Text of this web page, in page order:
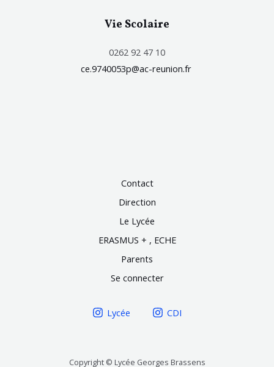
Vie Scolaire
0262 92 47 10
ce.9740053p@ac-reunion.fr
Contact
Direction
Le Lycée
ERASMUS + , ECHE
Parents
Se connecter
Lycée CDI
Copyright © Lycée Georges Brassens